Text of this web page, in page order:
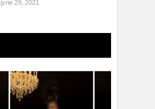
јули 29, 2021